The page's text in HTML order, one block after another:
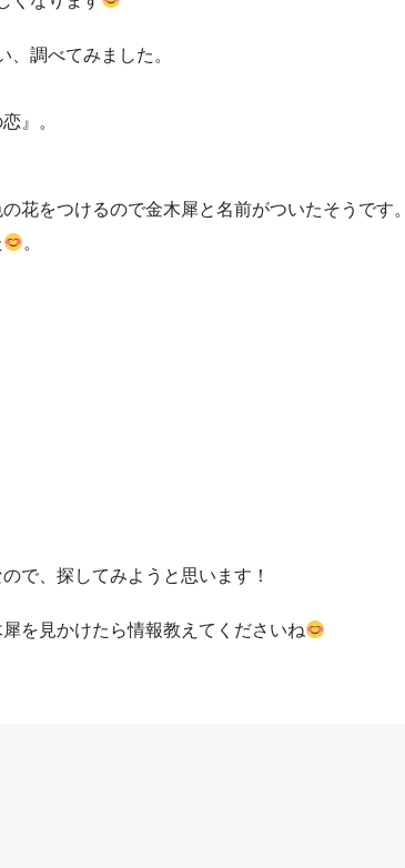
調べてみました。
』。
花をつけるので金木犀と名前がついたそうです。
。
で、探してみようと思います！
を見かけたら情報教えてくださいね